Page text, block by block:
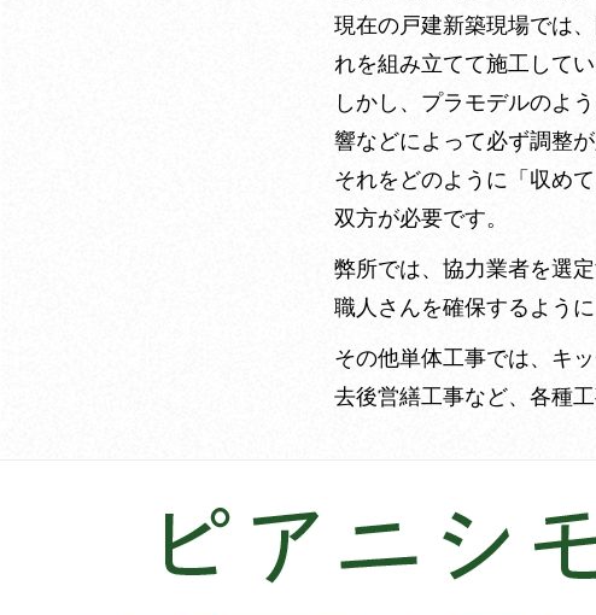
現在の戸建新築現場では
れを組み立てて施工してい
しかし、プラモデルのよ
響などによって必ず調整
それをどのように「収め
双方が必要です。
弊所では、協力業者を選
職人さんを確保するように
その他単体工事では、キ
去後営繕工事など、各種